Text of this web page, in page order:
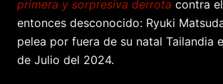
primera y sorpresiva derrota contra
entonces desconocido: Ryuki
pelea por fuera de su natal Tailandia
de Julio del 2024.